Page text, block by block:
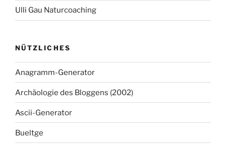
Ulli Gau Naturcoaching
NÜTZLICHES
Anagramm-Generator
Archäologie des Bloggens (2002)
Ascii-Generator
Bueltge